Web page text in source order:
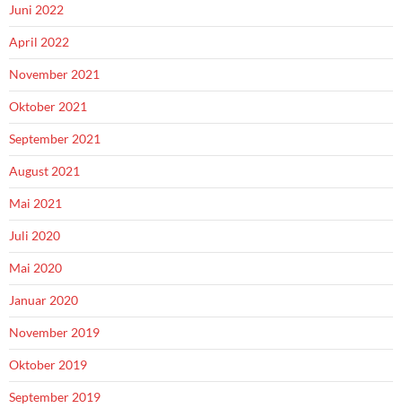
Juni 2022
April 2022
November 2021
Oktober 2021
September 2021
August 2021
Mai 2021
Juli 2020
Mai 2020
Januar 2020
November 2019
Oktober 2019
September 2019